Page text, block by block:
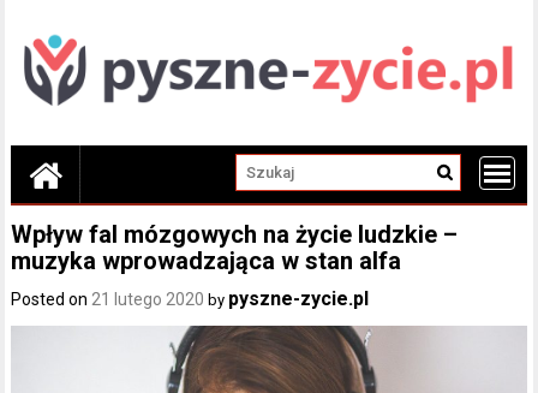
content
Wpływ fal mózgowych na życie ludzkie –
muzyka wprowadzająca w stan alfa
Posted on 21 lutego 2020 by pyszne-zycie.pl